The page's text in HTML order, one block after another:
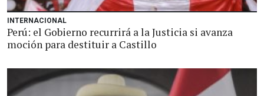
INTERNACIONAL
Perú: el Gobierno recurrirá a la Justicia si avanza
moción para destituir a Castillo